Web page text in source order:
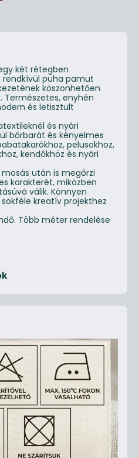
két rétegben
rendkívül puha pamut
köszönhetően
Természetes, enyhén
és letisztult
és nyári
bőrbarát és kényelmes
pelusokhoz,
kendőkhöz és nyári
után is megőrzi
karakterét, miközben
válik. Könnyen
kreatív projekthez
Több méter rendelése